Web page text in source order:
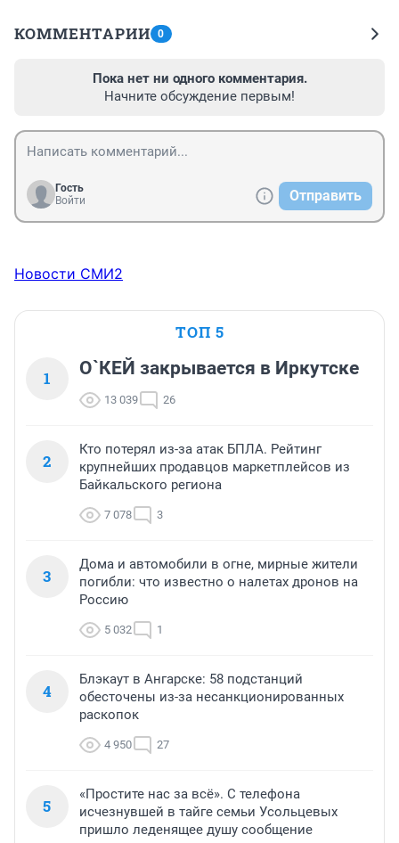
КОММЕНТАРИИ 0
Пока нет ни одного комментария.
Начните обсуждение первым!
Гость
Войти
Отправить
Новости СМИ2
ТОП 5
1 О`КЕЙ закрывается в Иркутске
13 039 26
2
Кто потерял из-за атак БПЛА. Рейтинг
крупнейших продавцов маркетплейсов из
Байкальского региона
7 078 3
3
Дома и автомобили в огне, мирные жители
погибли: что известно о налетах дронов на
Россию
5 032 1
4
Блэкаут в Ангарске: 58 подстанций
обесточены из-за несанкционированных
раскопок
4 950 27
5
«Простите нас за всё». С телефона
исчезнувшей в тайге семьи Усольцевых
пришло леденящее душу сообщение